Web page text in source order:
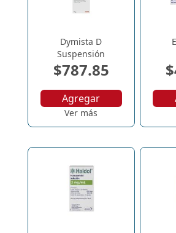
Dymista D
Suspensión
$787.85
Agregar
Ver más